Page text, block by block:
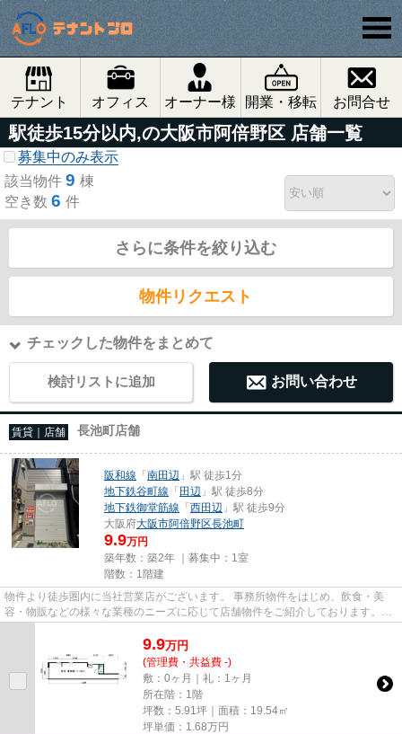
テナント オフィス オーナー様 開業・移転 お問合せ
駅徒歩15分以内,の大阪市阿倍野区 店舗一覧
募集中のみ表示
該当物件 9 棟
空き数 6 件
さらに条件を絞り込む
物件リクエスト
チェックした物件をまとめて
検討リストに追加 お問い合わせ
賃貸｜店舗 長池町店舗
阪和線 「南田辺 」駅 徒歩1分
地下鉄谷町線 「田辺 」駅 徒歩8分
地下鉄御堂筋線 「西田辺 」駅 徒歩9分
大阪府大阪市阿倍野区長池町
9.9万円
築年数：築2年 ｜募集中： 1室
階数：1階建
物件より徒歩圏内に当社営業店がございます。 事務所物件をはじめ、飲食・美
容・物販などの様々な業種のニーズに応じて店舗物件をご紹介しております。
尚、弊社ではおとり広告は一切...
9.9万円
(管理費・共益費 -)
敷：0ヶ月｜礼：1ヶ月
所在階：1階
坪数：5.91坪｜面積：19.54㎡
坪単価： 1.68万円